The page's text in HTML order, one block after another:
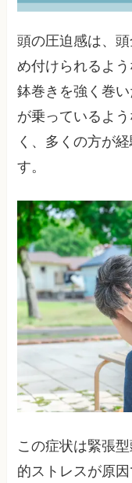
頭の圧迫感は、
め付けられるよ
鉢巻きを強く巻
が乗っているよ
く、多くの方が
す。
この症状は緊張
的ストレスが原